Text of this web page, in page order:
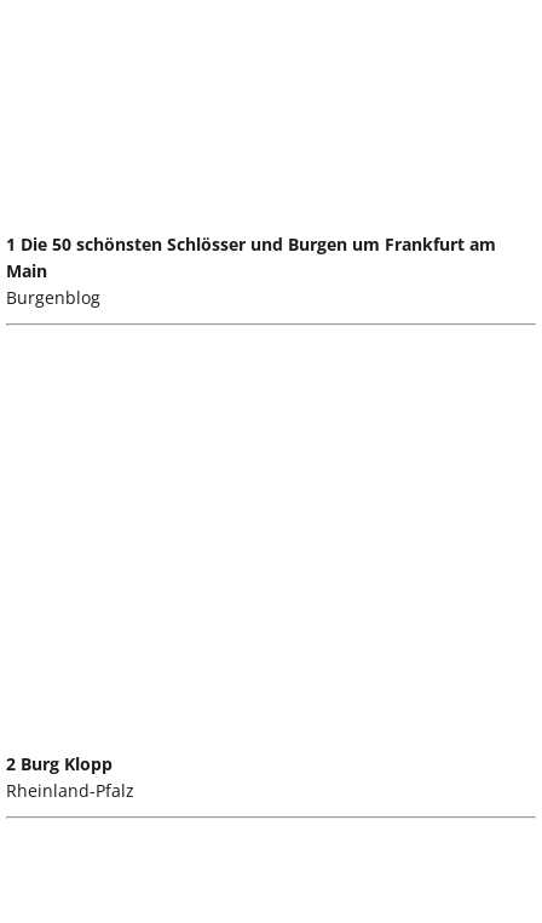
1 Die 50 schönsten Schlösser und Burgen um Frankfurt am
Main
Burgenblog
2 Burg Klopp
Rheinland-Pfalz